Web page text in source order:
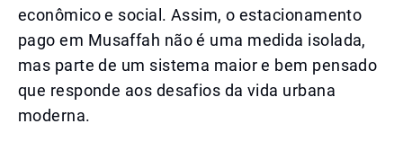
econômico e social. Assim, o estacionamento
pago em Musaffah não é uma medida isolada,
mas parte de um sistema maior e bem pensado
que responde aos desafios da vida urbana
moderna.